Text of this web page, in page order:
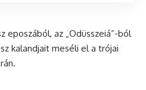
eposzából, az „Odüsszeiá”-ból
kalandjait meséli el a trójai